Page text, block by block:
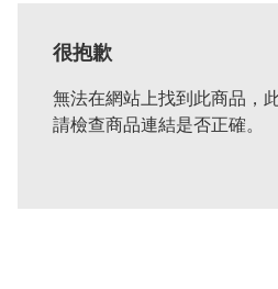
很抱歉
無法在網站上找到此商品，
請檢查商品連結是否正確。